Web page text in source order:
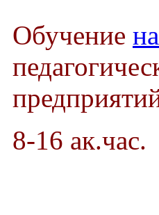
Обучение
8-16 ак.час.